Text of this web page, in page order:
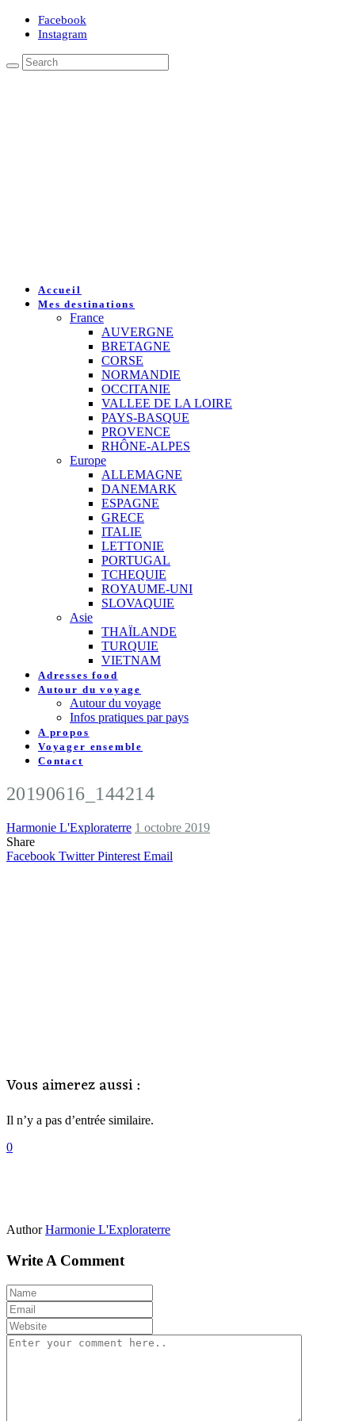
Facebook
Instagram
Accueil
Mes destinations
France
AUVERGNE
BRETAGNE
CORSE
NORMANDIE
OCCITANIE
VALLEE DE LA LOIRE
PAYS-BASQUE
PROVENCE
RHÔNE-ALPES
Europe
ALLEMAGNE
DANEMARK
ESPAGNE
GRECE
ITALIE
LETTONIE
PORTUGAL
TCHEQUIE
ROYAUME-UNI
SLOVAQUIE
Asie
THAÏLANDE
TURQUIE
VIETNAM
Adresses food
Autour du voyage
Autour du voyage
Infos pratiques par pays
A propos
Voyager ensemble
Contact
20190616_144214
Harmonie L'Exploraterre 1 octobre 2019
Share
Facebook Twitter Pinterest Email
Vous aimerez aussi :
Il n’y a pas d’entrée similaire.
0
Author Harmonie L'Exploraterre
Write A Comment